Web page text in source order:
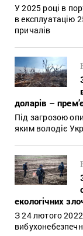
У 2025 році в
в експлуатацію
причалів
доларів –
Під загрозою
яким володіє
екологічних
З 24 лютого 2022